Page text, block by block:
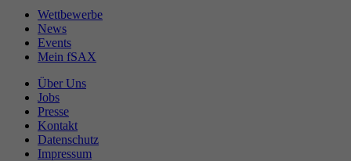
Wettbewerbe
News
Events
Mein fSAX
Über Uns
Jobs
Presse
Kontakt
Datenschutz
Impressum